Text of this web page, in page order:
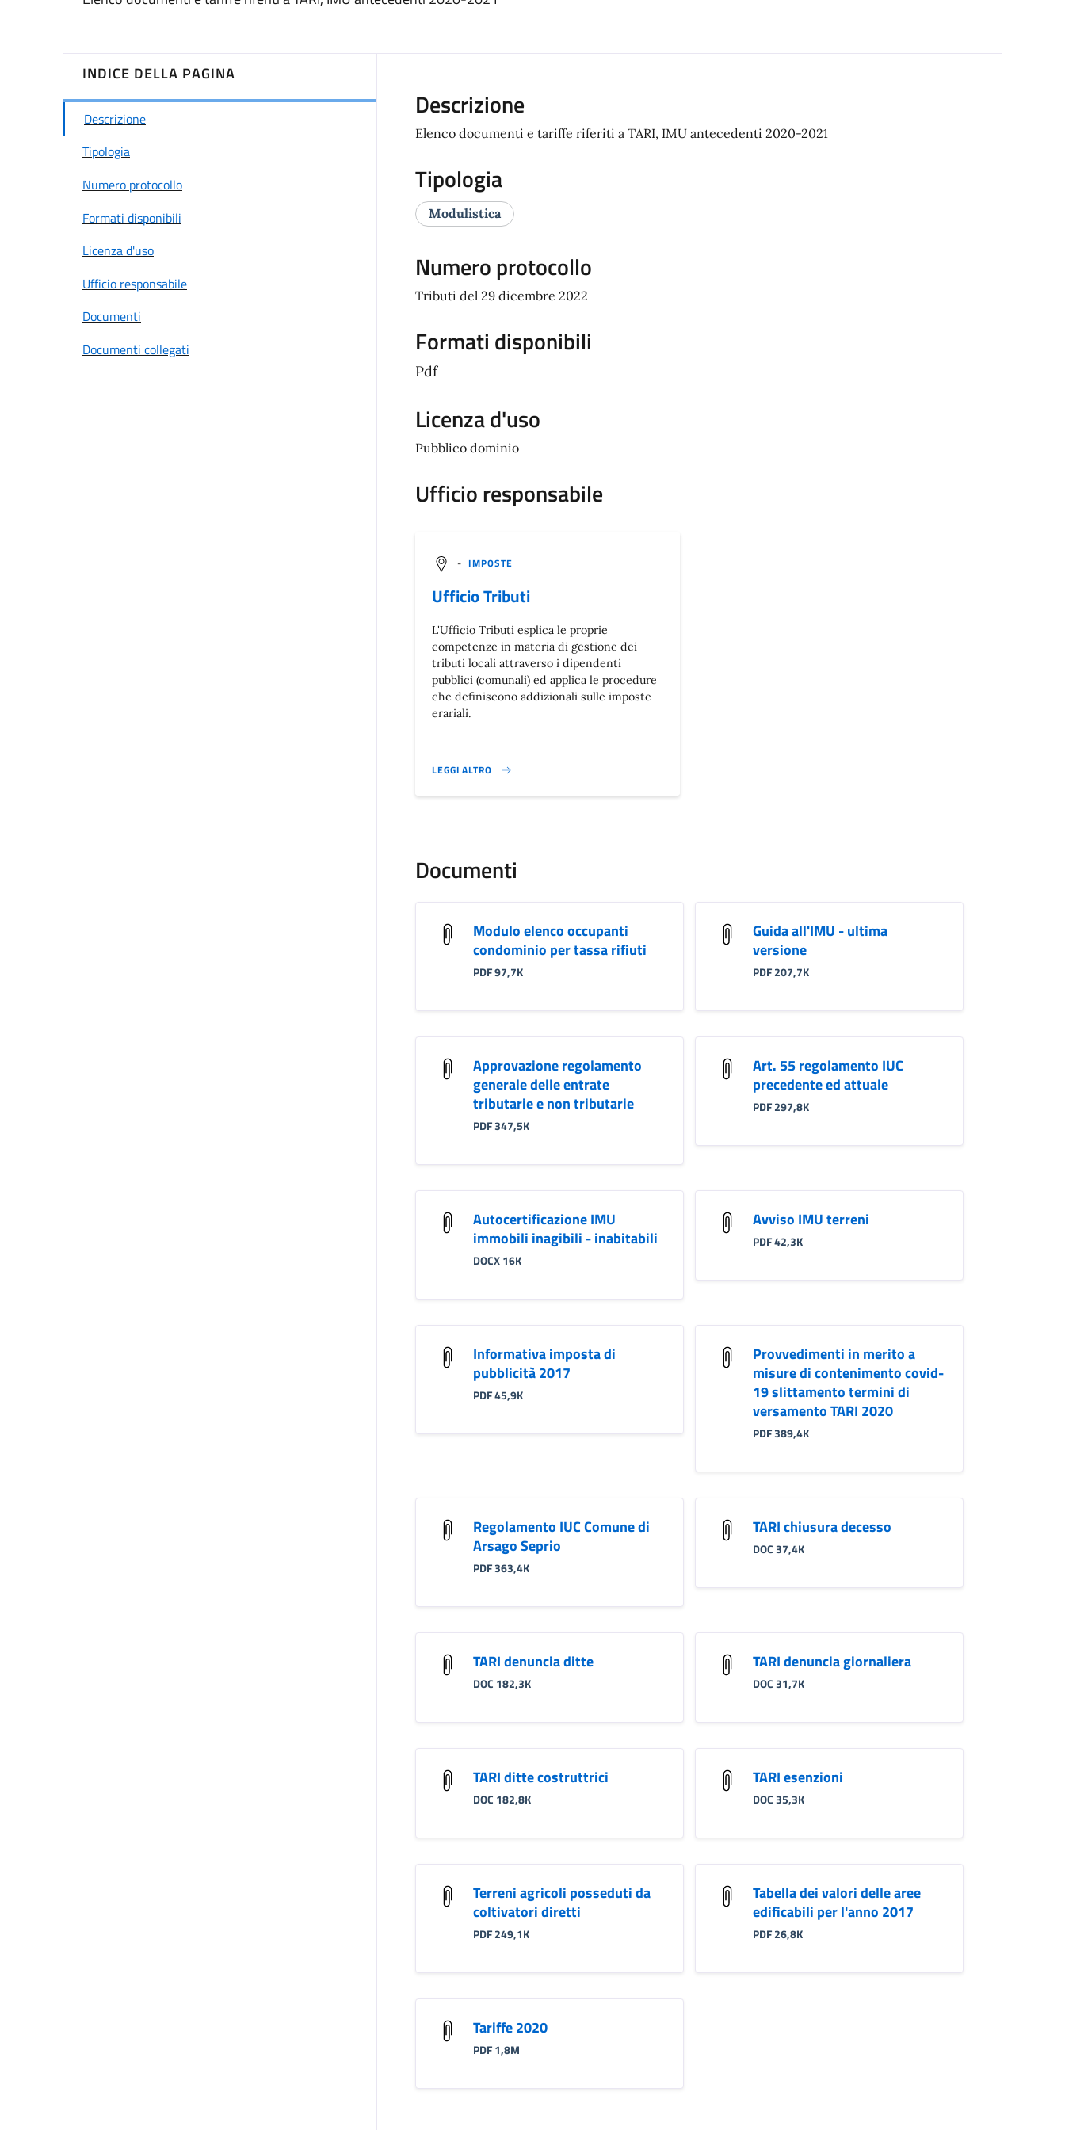
INDICE DELLA PAGINA
Descrizione
Tipologia
Numero protocollo
Formati disponibili
Licenza d'uso
Ufficio responsabile
Documenti
Documenti collegati
Descrizione
Elenco documenti e tariffe riferiti a TARI, IMU antecedenti 2020-2021
Tipologia
Modulistica
Numero protocollo
Tributi del 29 dicembre 2022
Formati disponibili
Pdf
Licenza d'uso
Pubblico dominio
Ufficio responsabile
- IMPOSTE
Ufficio Tributi
L'Ufficio Tributi esplica le proprie
competenze in materia di gestione dei
tributi locali attraverso i dipendenti
pubblici (comunali) ed applica le procedure
che definiscono addizionali sulle imposte
erariali.
LEGGI ALTRO
}
Documenti
Modulo elenco occupanti
condominio per tassa rifiuti
PDF 97,7K
Guida all'IMU - ultima
versione
PDF 207,7K
Approvazione regolamento
generale delle entrate
tributarie e non tributarie
PDF 347,5K
Art. 55 regolamento IUC
precedente ed attuale
PDF 297,8K
Autocertificazione IMU
immobili inagibili - inabitabili
DOCX 16K
Avviso IMU terreni
PDF 42,3K
Informativa imposta di
pubblicità 2017
PDF 45,9K
Provvedimenti in merito a
misure di contenimento covid-
19 slittamento termini di
versamento TARI 2020
PDF 389,4K
Regolamento IUC Comune di
Arsago Seprio
PDF 363,4K
TARI chiusura decesso
DOC 37,4K
TARI denuncia ditte
DOC 182,3K
TARI denuncia giornaliera
DOC 31,7K
TARI ditte costruttrici
DOC 182,8K
TARI esenzioni
DOC 35,3K
Terreni agricoli posseduti da
coltivatori diretti
PDF 249,1K
Tabella dei valori delle aree
edificabili per l'anno 2017
PDF 26,8K
Tariffe 2020
PDF 1,8M